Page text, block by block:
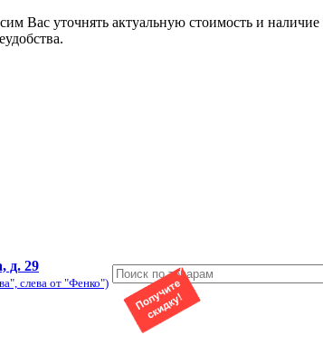
Вас уточнять актуальную стоимость и
д. 29
слева от "Фенко")